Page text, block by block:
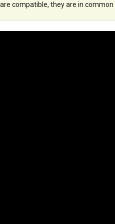
compatible, they are in common